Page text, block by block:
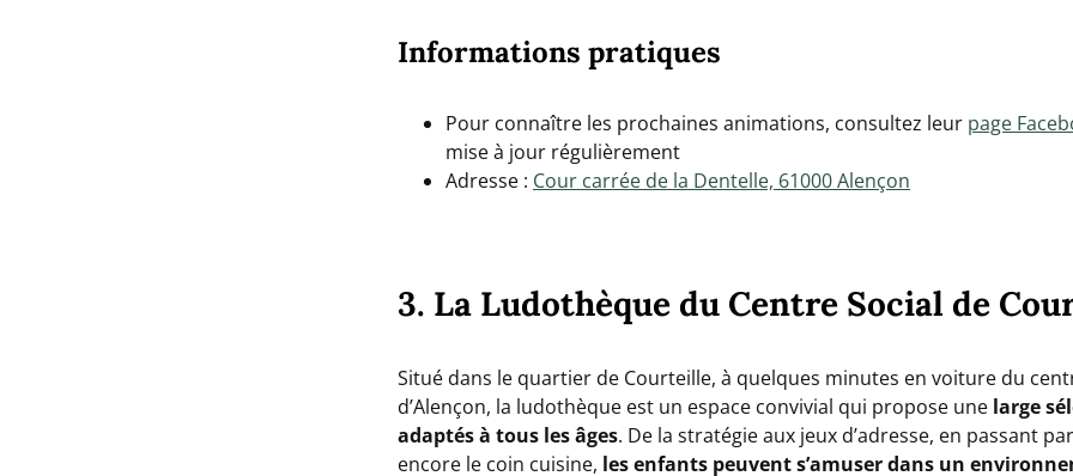
Informations pratiques
Pour connaître les prochaines animations, consultez leur page
mise à jour régulièrement
Adresse : Cour carrée de la Dentelle, 61000 Alençon
3. La Ludothèque du Centre Social de
Situé dans le quartier de Courteille, à quelques minutes en voiture du
d’Alençon, la ludothèque est un espace convivial qui propose une large
adaptés à tous les âges. De la stratégie aux jeux d’adresse, en passant
encore le coin cuisine, les enfants peuvent s’amuser dans un